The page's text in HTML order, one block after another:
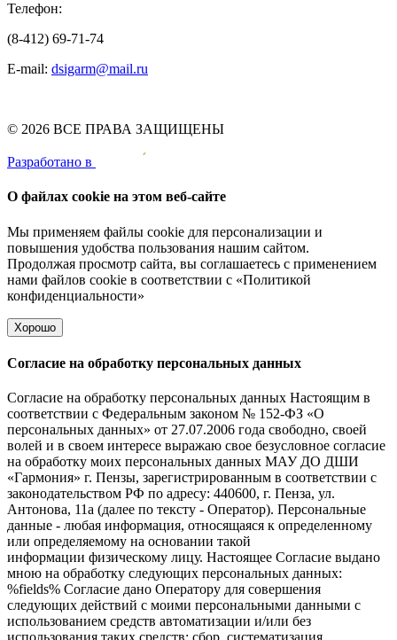
Телефон:
(8-412) 69-71-74
E-mail: dsigarm@mail.ru
© 2026 ВСЕ ПРАВА ЗАЩИЩЕНЫ
Pазработано в
О файлах cookie на этом веб-сайте
Мы применяем файлы cookie для персонализации и
повышения удобства пользования нашим сайтом.
Продолжая просмотр сайта, вы соглашаетесь с применением
нами файлов cookie в соответствии с «Политикой
конфиденциальности»
Хорошо
Согласие на обработку персональных данных
Согласие на обработку персональных данных Настоящим в
соответствии с Федеральным законом № 152-ФЗ «О
персональных данных» от 27.07.2006 года свободно, своей
волей и в своем интересе выражаю свое безусловное согласие
на обработку моих персональных данных МАУ ДО ДШИ
«Гармония» г. Пензы, зарегистрированным в соответствии с
законодательством РФ по адресу: 440600, г. Пенза, ул.
Антонова, 11а (далее по тексту - Оператор). Персональные
данные - любая информация, относящаяся к определенному
или определяемому на основании такой
информации физическому лицу. Настоящее Согласие выдано
мною на обработку следующих персональных данных:
%fields% Согласие дано Оператору для совершения
следующих действий с моими персональными данными с
использованием средств автоматизации и/или без